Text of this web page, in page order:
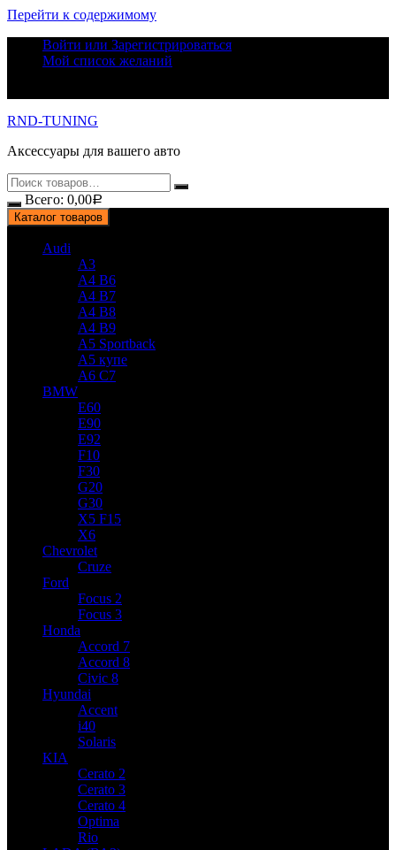
Перейти к содержимому
Войти или Зарегистрироваться
Мой список желаний
RND-TUNING
Аксессуары для вашего авто
Всего: 0,00Р
Каталог товаров
Audi
A3
A4 B6
A4 B7
A4 B8
A4 B9
A5 Sportback
A5 купе
A6 C7
BMW
E60
E90
E92
F10
F30
G20
G30
X5 F15
X6
Chevrolet
Cruze
Ford
Focus 2
Focus 3
Honda
Accord 7
Accord 8
Civic 8
Hyundai
Accent
i40
Solaris
KIA
Cerato 2
Cerato 3
Cerato 4
Optima
Rio